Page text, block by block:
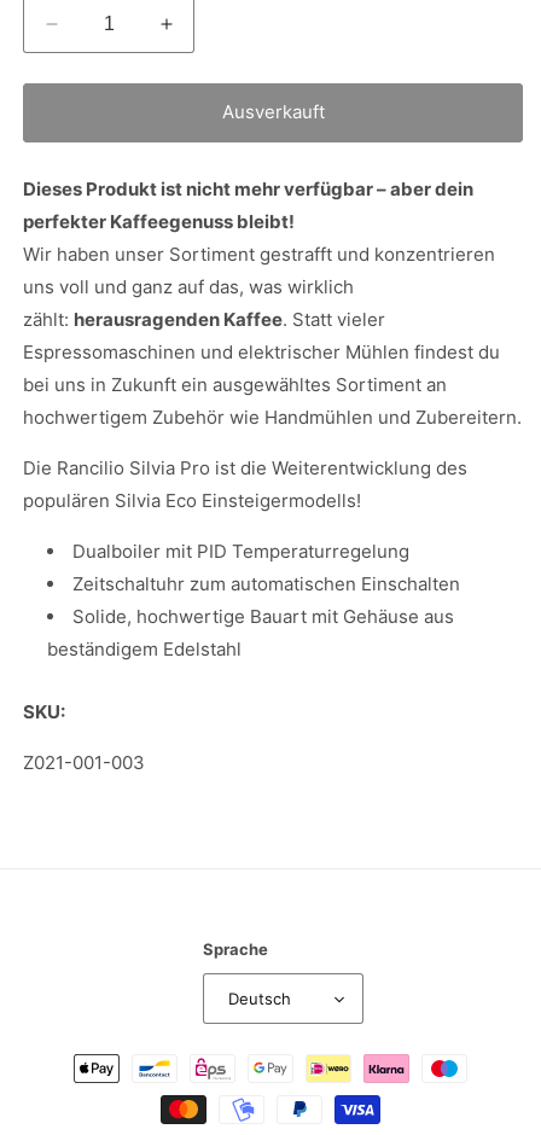
Verringere
die
Menge
Rancilio
Pro
Dualboiler
Espressomaschine
Erhöhe
die
Menge
Rancilio
Pro
Dualboiler
Espressomaschine
Ausverkauft
Dieses Produkt ist nicht mehr verfügbar – aber dein
perfekter Kaffeegenuss bleibt!
Wir haben unser Sortiment gestrafft und konzentrieren
uns voll und ganz auf das, was wirklich
zählt: herausragenden Kaffee. Statt vieler
Espressomaschinen und elektrischer Mühlen findest du
bei uns in Zukunft ein ausgewähltes Sortiment an
hochwertigem Zubehör wie Handmühlen und Zubereitern.
Die Rancilio Silvia Pro ist die Weiterentwicklung des
populären Silvia Eco Einsteigermodells!
Dualboiler mit PID Temperaturregelung
Zeitschaltuhr zum automatischen Einschalten
Solide, hochwertige Bauart mit Gehäuse aus
beständigem Edelstahl
SKU:
SKU:
Z021-001-003
Sprache
Deutsch
Zahlungsmethoden